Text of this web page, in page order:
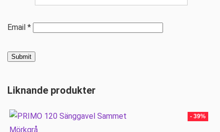
Email *
Liknande produkter
- 39%